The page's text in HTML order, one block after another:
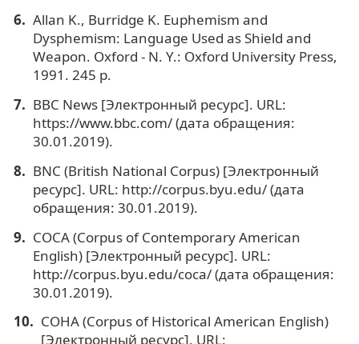
Allan K., Burridge K. Euphemism and
Dysphemism: Language Used as Shield and
Weapon. Oxford - N. Y.: Oxford University Press,
1991. 245 p.
BBC News [Электронный ресурс]. URL:
https://www.bbc.com/ (дата обращения:
30.01.2019).
BNC (British National Corpus) [Электронный
ресурс]. URL: http://corpus.byu.edu/ (дата
обращения: 30.01.2019).
COCA (Corpus of Contemporary American
English) [Электронный ресурс]. URL:
http://corpus.byu.edu/coca/ (дата обращения:
30.01.2019).
COHA (Corpus of Historical American English)
[Электронный ресурс]. URL: